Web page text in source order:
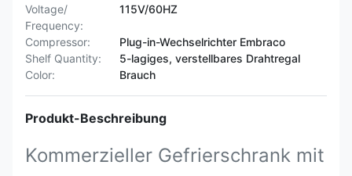
Voltage/
Frequency:
115V/60HZ
Compressor:
Plug-in-Wechselrichter Embraco
Shelf Quantity:
5-lagiges, verstellbares Drahtregal
Color:
Brauch
Produkt-Beschreibung
Kommerzieller Gefrierschrank mit